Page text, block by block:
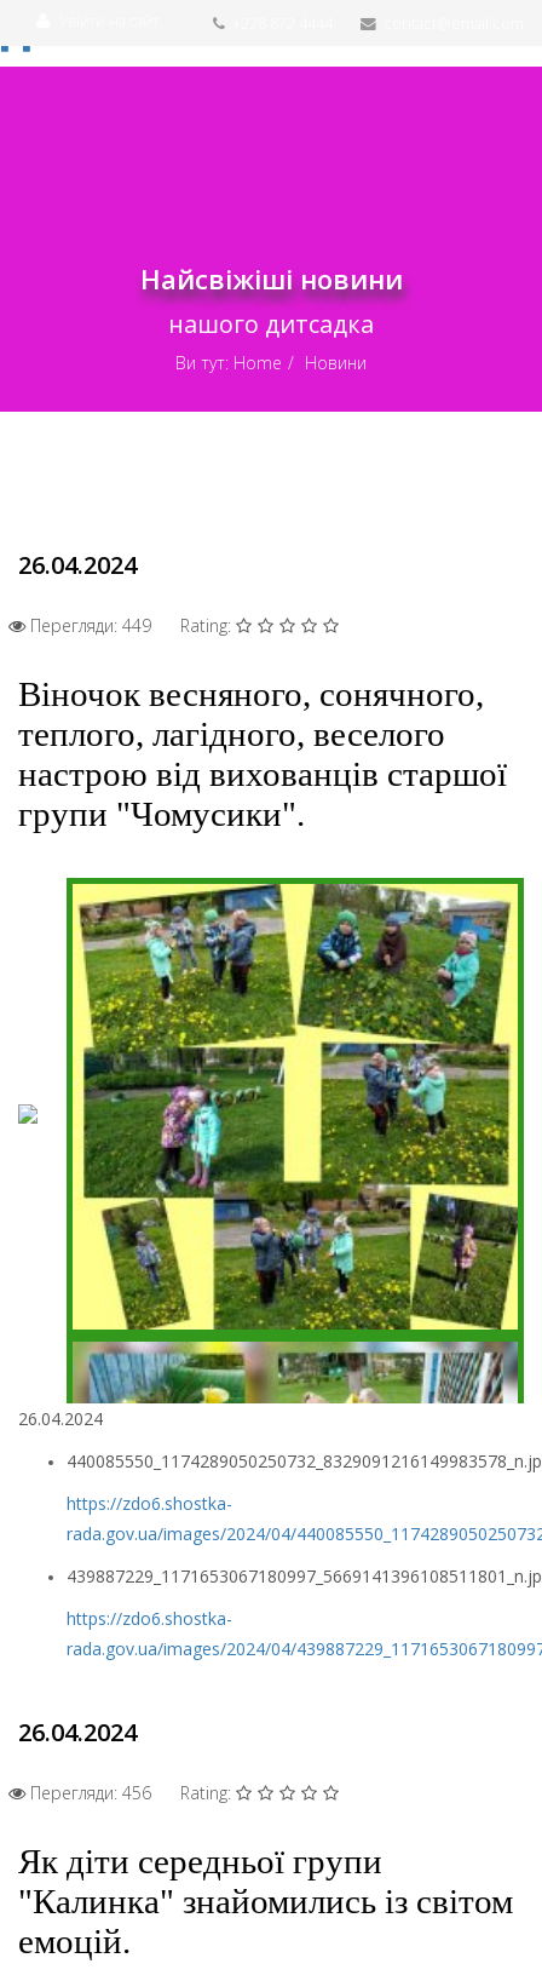
Найсвіжіші новини
нашого дитсадка
Ви тут: Home Новини
26.04.2024
Перегляди: 449 Rating:
Віночок весняного, сонячного,
теплого, лагідного, веселого
настрою від вихованців старшої
групи "Чомусики".
26.04.2024
https://zdo6.shostka-
rada.gov.ua/images/2024/04/
https://zdo6.shostka-
rada.gov.ua/images/2024/04/
26.04.2024
Перегляди: 456 Rating:
Як діти середньої групи
"Калинка" знайомились із світом
емоцій.